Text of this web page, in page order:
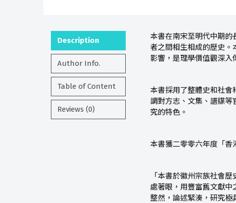
Description
Author Info.
Table of Content
Reviews (0)
本書在南宋至明代中期的
者之間相生相成的歷史。
影響，是理學價值觀深入
本書採用了整體史和社會
調對方志、文集、譜牒等
究的特色。
本書獲二零零六年度「香
「本書於徽州宗族社會
處著眼，用豐富舊文獻中
整然，論述緊湊，研究極